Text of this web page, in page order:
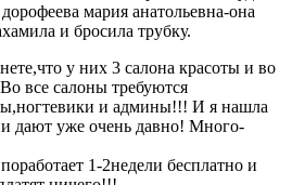
мария анатольевна-она
и бросила трубку.
у них 3 салона красоты и во
все салоны требуются
и админы!!! И я нашла
дают уже очень давно! Много-
1-2недели бесплатно и